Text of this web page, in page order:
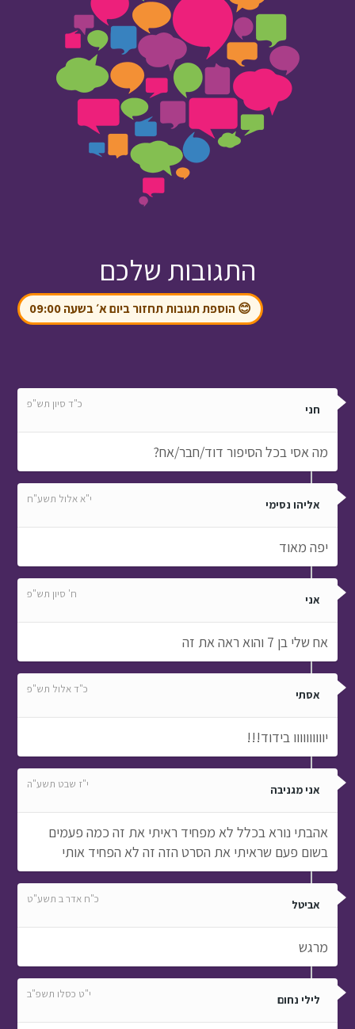
התגובות שלכם
😊 הוספת תגובות תחזור ביום א׳ בשעה 09:00
חני כ"ד סיון תש"פ
מה אסי בכל הסיפור דוד/חבר/אח?
אליהו נסימי י"א אלול תשע"ח
יפה מאוד
אני ח' סיון תש"פ
אח שלי בן 7 והוא ראה את זה
אסתי כ"ד אלול תש"פ
יוווווווווו בידוד!!!
אני מגניבה י"ז שבט תשע"ה
אהבתי נורא בכלל לא מפחיד ראיתי את זה כמה פעמים
בשום פעם שראיתי את הסרט הזה זה לא הפחיד אותי
אביטל כ"ח אדר ב תשע"ט
מרגש
לילי נחום י"ט כסלו תשפ"ב